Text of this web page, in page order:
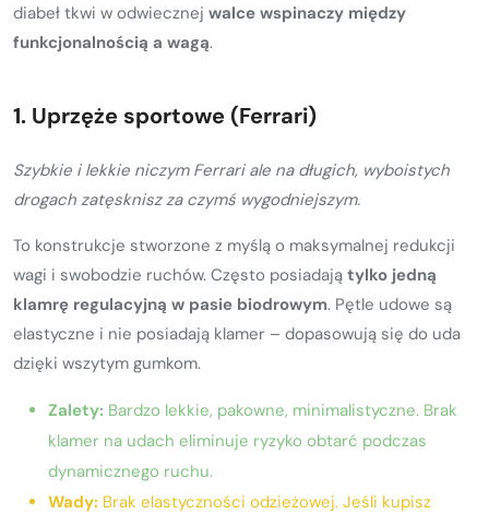
diabeł tkwi w odwiecznej walce wspinaczy między
funkcjonalnością a wagą.
1. Uprzęże sportowe (Ferrari)
Szybkie i lekkie niczym Ferrari ale na długich, wyboistych
drogach zatęsknisz za czymś wygodniejszym.
To konstrukcje stworzone z myślą o maksymalnej redukcji
wagi i swobodzie ruchów. Często posiadają tylko jedną
klamrę regulacyjną w pasie biodrowym. Pętle udowe są
elastyczne i nie posiadają klamer – dopasowują się do uda
dzięki wszytym gumkom.
Zalety: Bardzo lekkie, pakowne, minimalistyczne. Brak
klamer na udach eliminuje ryzyko obtarć podczas
dynamicznego ruchu.
Wady: Brak elastyczności odzieżowej. Jeśli kupisz